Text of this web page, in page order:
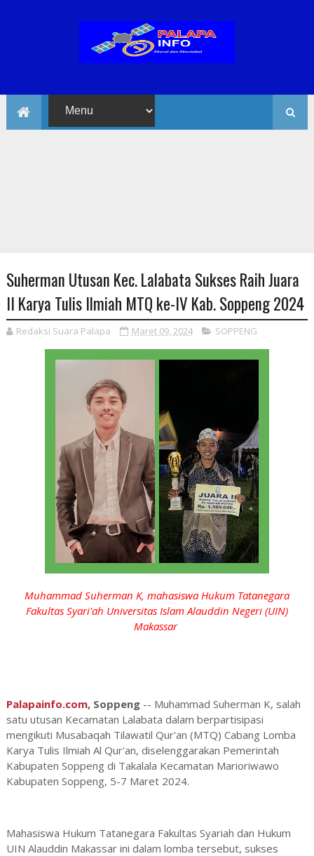
Suherman Utusan Kec. Lalabata Sukses Raih Juara
II Karya Tulis Ilmiah MTQ ke-IV Kab. Soppeng 2024
Redaksi Suara Palapa Maret 09, 2024 SOPPENG
Muhammad Suherman K, mahasiswa Hukum Tatanegara
Fakultas Syari'ah Universitas Islam Alauddin Negeri (UIN)
Makassar
Palapainfo.com, Soppeng-- Muhammad Suherman K, salah
satu utusan Kecamatan Lalabata dalam berpartisipasi
mengikuti Musabaqah Tilawatil Qur'an (MTQ) Cabang Lomba
Karya Tulis Ilmiah Al Qur'an, diselenggarakan Pemerintah
Kabupaten Soppeng di Takalala Kecamatan Marioriwawo
Kabupaten Soppeng, 5-7 Maret 2024.
Mahasiswa Hukum Tatanegara Fakultas Syariah dan Hukum
UIN Alauddin Makassar ini dalam lomba tersebut, sukses